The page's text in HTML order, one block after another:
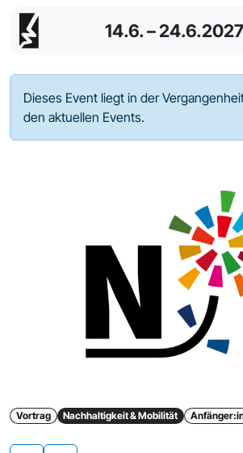
14.6. – 24.6.2027
Dieses Event liegt in der
den aktuellen Events.
Vortrag Nachhaltigkeit & Mobilität